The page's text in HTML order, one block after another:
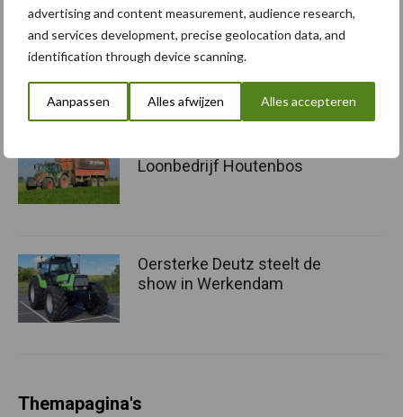
advertising and content measurement, audience research,
and services development, precise geolocation data, and
identification through device scanning.
Aanpassen Alles afwijzen Alles accepteren
Fendt 313 van familie Calis:
van kelderbouw tot balen
laden
Loonbedrijf Houtenbos
Oersterke Deutz steelt de
show in Werkendam
Themapagina's